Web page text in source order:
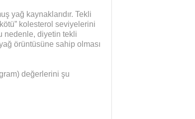
yağ kaynaklarıdır. Tekli
kolesterol seviyelerini
nedenle, diyetin tekli
örüntüsüne sahip olması
değerlerini şu